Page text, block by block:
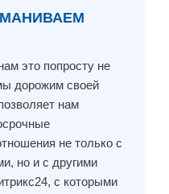
это попросту не
дорожим своей
нам
не только с
но и с другими
с которыми